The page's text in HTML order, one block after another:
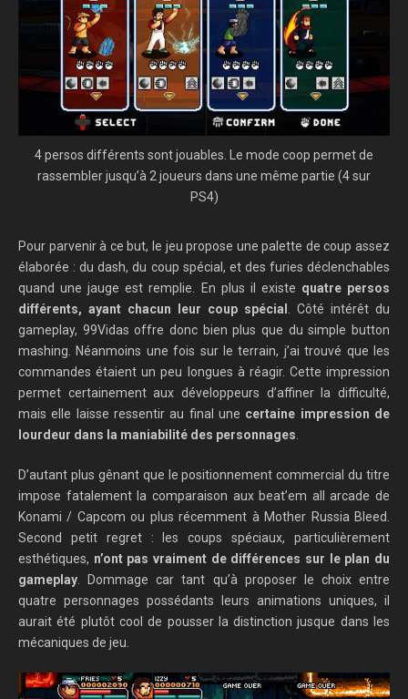
4 persos différents sont jouables. Le mode coop permet de
rassembler jusqu’à 2 joueurs dans une même partie (4 sur
PS4)
Pour parvenir à ce but, le jeu propose une palette de coup assez
élaborée : du dash, du coup spécial, et des furies déclenchables
quand une jauge est remplie. En plus il existe quatre persos
différents, ayant chacun leur coup spécial . Côté intérêt du
gameplay, 99Vidas offre donc bien plus que du simple button
mashing. Néanmoins une fois sur le terrain, j’ai trouvé que les
commandes étaient un peu longues à réagir. Cette impression
permet certainement aux développeurs d’affiner la difficulté,
mais elle laisse ressentir au final une certaine impression de
lourdeur dans la maniabilité des personnages
D’autant plus gênant que le positionnement commercial du titre
impose fatalement la comparaison aux beat’em all arcade de
Konami / Capcom ou plus récemment à Mother Russia Bleed.
Second petit regret : les coups spéciaux, particulièrement
esthétiques, n’ont pas vraiment de différences sur le plan du
gameplay . Dommage car tant qu’à proposer le choix entre
quatre personnages possédants leurs animations uniques, il
aurait été plutôt cool de pousser la distinction jusque dans les
mécaniques de jeu.